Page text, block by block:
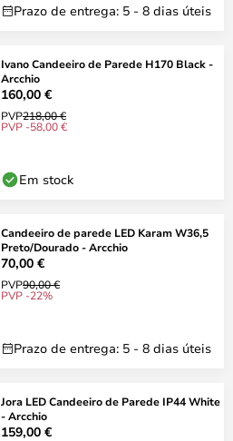
Prazo de entrega: 5 - 8 dias úteis
Ivano Candeeiro de Parede H170 Black -
Arcchio
160,00 €
PVP218,00 €
PVP -58,00 €
Em stock
Candeeiro de parede LED Karam W36,5
Preto/Dourado - Arcchio
70,00 €
PVP90,00 €
PVP -22%
Prazo de entrega: 5 - 8 dias úteis
Jora LED Candeeiro de Parede IP44 White
- Arcchio
159,00 €